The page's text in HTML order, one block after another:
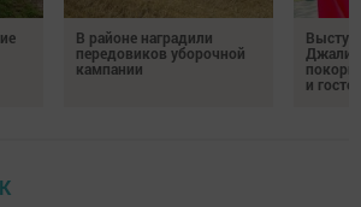
В районе наградили
передовиков уборочной
кампании
и